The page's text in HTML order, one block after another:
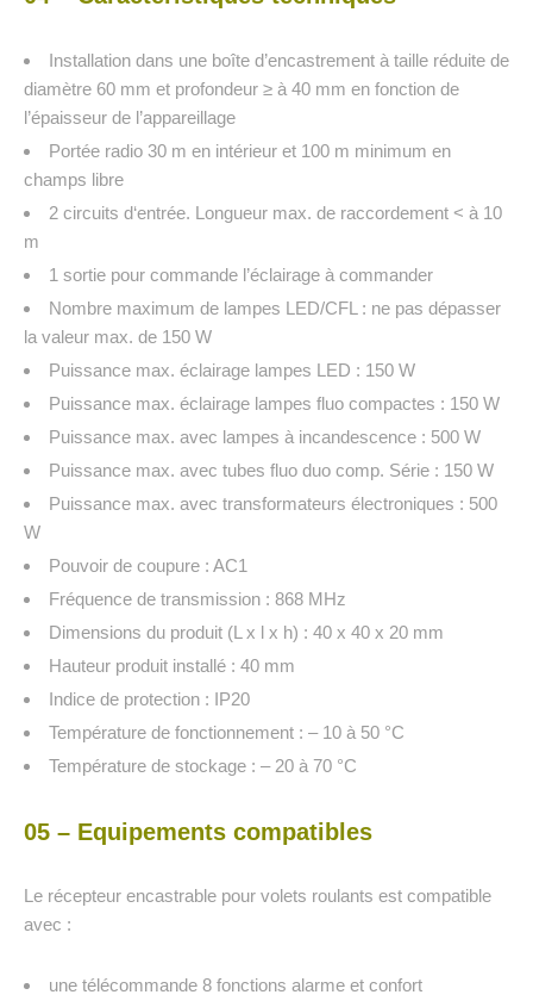
Installation dans une boîte d’encastrement à taille réduite de
diamètre 60 mm et profondeur ≥ à 40 mm en fonction de
l’épaisseur de l’appareillage
Portée radio 30 m en intérieur et 100 m minimum en
champs libre
2 circuits d‘entrée. Longueur max. de raccordement < à 10
m
1 sortie pour commande l’éclairage à commander
Nombre maximum de lampes LED/CFL : ne pas dépasser
la valeur max. de 150 W
Puissance max. éclairage lampes LED : 150 W
Puissance max. éclairage lampes fluo compactes : 150 W
Puissance max. avec lampes à incandescence : 500 W
Puissance max. avec tubes fluo duo comp. Série : 150 W
Puissance max. avec transformateurs électroniques : 500
W
Pouvoir de coupure : AC1
Fréquence de transmission : 868 MHz
Dimensions du produit (L x l x h) : 40 x 40 x 20 mm
Hauteur produit installé : 40 mm
Indice de protection : IP20
Température de fonctionnement : – 10 à 50 °C
Température de stockage : – 20 à 70 °C
05 – Equipements compatibles
Le récepteur encastrable pour volets roulants est compatible
avec :
une télécommande 8 fonctions alarme et confort